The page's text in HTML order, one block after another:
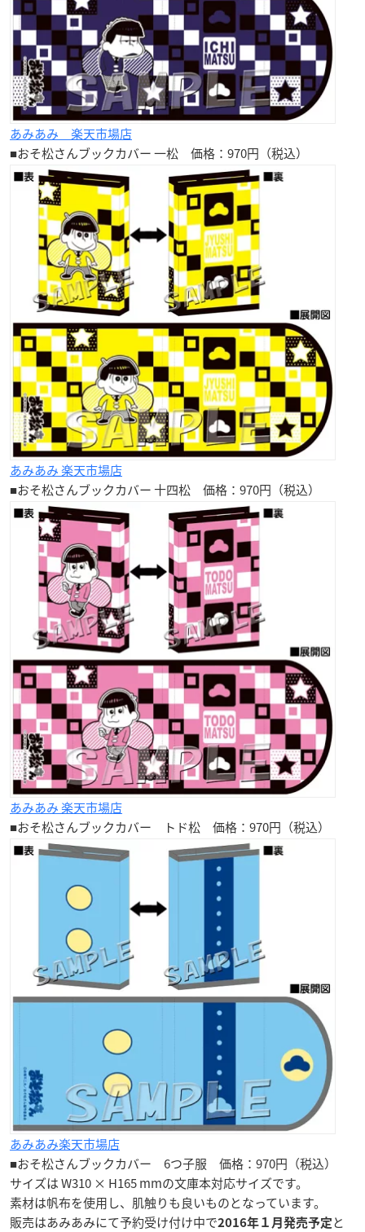
あみあみ 楽天市場店
■おそ松さんブックカバー一松 価格：970円（税込）
あみあみ 楽天市場店
■おそ松さんブックカバー十四松 価格：970円（税込）
あみあみ 楽天市場店
■おそ松さんブックカバー
トド松 価格：970円（税込）
あみあみ楽天市場店
■おそ松さんブックカバー 6つ子服 価格：970円（税込）
サイズは W310 × H165 mmの文庫本対応サイズです。
素材は帆布を使用し、肌触りも良いものとなっています。
販売はあみあみにて予約受け付け中で2016年１月発売予定 と